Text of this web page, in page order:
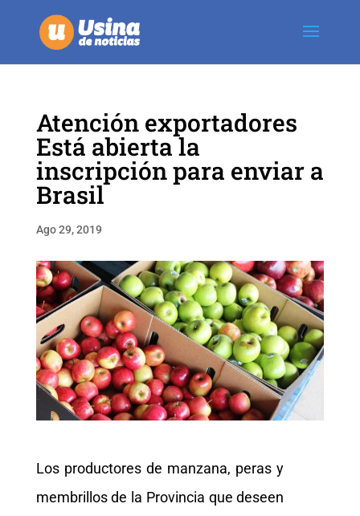
Atención exportadores
Está abierta la
inscripción para enviar a
Brasil
Ago 29, 2019
Los productores de manzana, peras y
membrillos de la Provincia que deseen